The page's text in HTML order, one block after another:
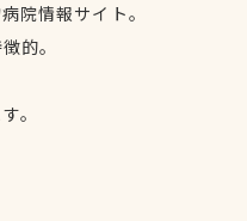
院情報サイト。
的。
。